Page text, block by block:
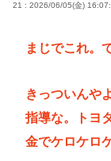
21 : 2026/06/05(金)
まじでこれ。
きっついんやよ
指導な。トヨ
金でケロケロ